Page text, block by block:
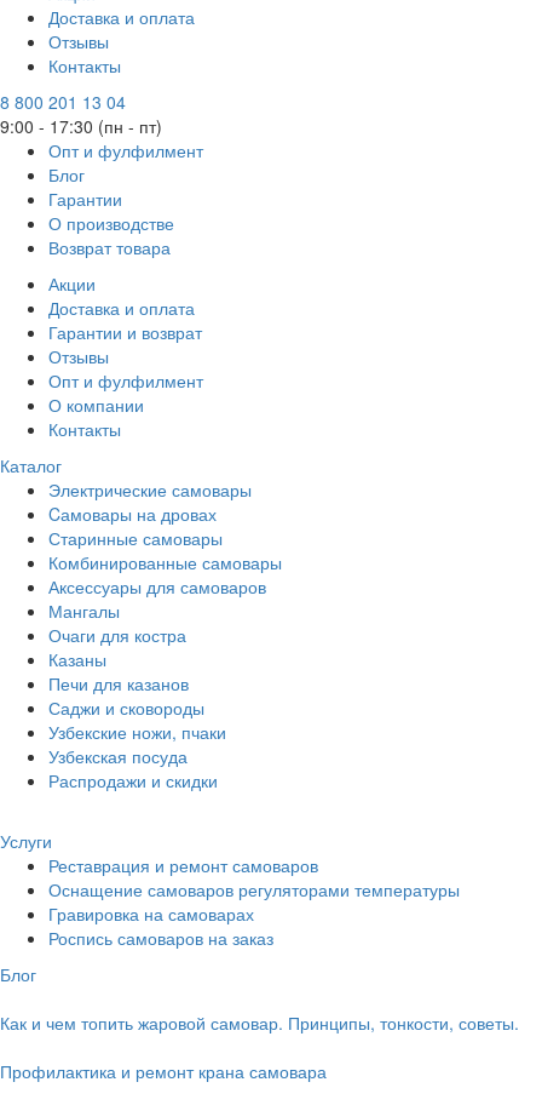
Доставка и оплата
Отзывы
Контакты
8 800 201 13 04
9:00 - 17:30 (пн - пт)
Опт и фулфилмент
Блог
Гарантии
О производстве
Возврат товара
Акции
Доставка и оплата
Гарантии и возврат
Отзывы
Опт и фулфилмент
О компании
Контакты
Каталог
Электрические самовары
Cамовары на дровах
Старинные самовары
Комбинированные самовары
Аксессуары для самоваров
Мангалы
Очаги для костра
Казаны
Печи для казанов
Саджи и сковороды
Узбекские ножи, пчаки
Узбекская посуда
Распродажи и скидки
Услуги
Реставрация и ремонт самоваров
Оснащение самоваров регуляторами температуры
Гравировка на самоварах
Роспись самоваров на заказ
Блог
Как и чем топить жаровой самовар. Принципы, тонкости, советы.
Профилактика и ремонт крана самовара